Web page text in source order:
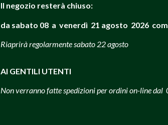
Il negozio resterà chiuso:
da sabato 08 a venerdì 21 agosto 2026
Riaprirà regolarmente sabato 22 agosto
AI GENTILI UTENTI
Non verranno fatte spedizioni per ordini on-line dal